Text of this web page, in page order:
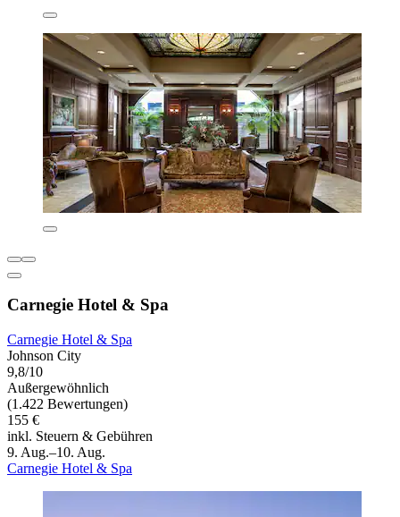
Carnegie Hotel & Spa
Carnegie Hotel & Spa
Johnson City
9,8/10
Außergewöhnlich
(1.422 Bewertungen)
155 €
inkl. Steuern & Gebühren
9. Aug.–10. Aug.
Carnegie Hotel & Spa